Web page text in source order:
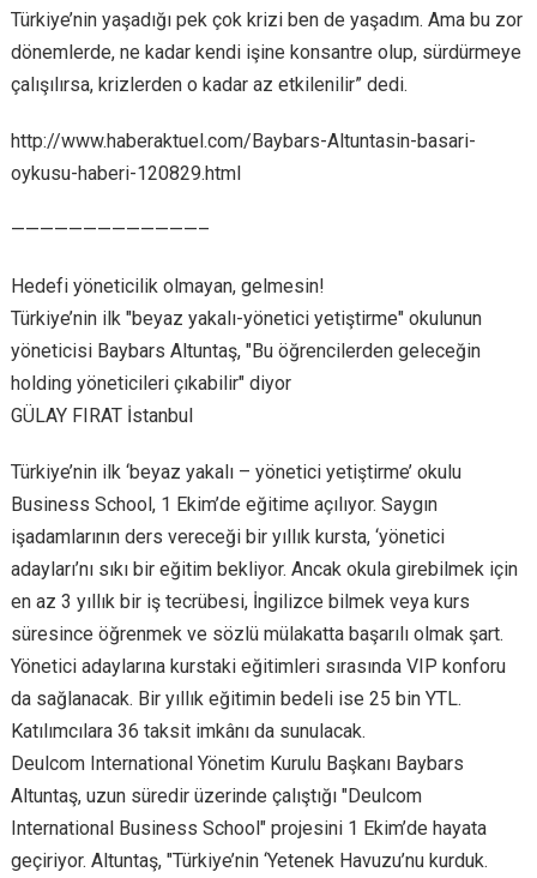
Türkiye’nin yaşadığı pek çok krizi ben de yaşadım. Ama bu zor
dönemlerde, ne kadar kendi işine konsantre olup, sürdürmeye
çalışılırsa, krizlerden o kadar az etkilenilir” dedi.
http://www.haberaktuel.com/Baybars-Altuntasin-basari-
oykusu-haberi-120829.html
—————————————–
Hedefi yöneticilik olmayan, gelmesin!
Türkiye’nin ilk "beyaz yakalı-yönetici yetiştirme" okulunun
yöneticisi Baybars Altuntaş, "Bu öğrencilerden geleceğin
holding yöneticileri çıkabilir" diyor
GÜLAY FIRAT İstanbul
Türkiye’nin ilk ‘beyaz yakalı – yönetici yetiştirme’ okulu
Business School, 1 Ekim’de eğitime açılıyor. Saygın
işadamlarının ders vereceği bir yıllık kursta, ‘yönetici
adayları’nı sıkı bir eğitim bekliyor. Ancak okula girebilmek için
en az 3 yıllık bir iş tecrübesi, İngilizce bilmek veya kurs
süresince öğrenmek ve sözlü mülakatta başarılı olmak şart.
Yönetici adaylarına kurstaki eğitimleri sırasında VIP konforu
da sağlanacak. Bir yıllık eğitimin bedeli ise 25 bin YTL.
Katılımcılara 36 taksit imkânı da sunulacak.
Deulcom International Yönetim Kurulu Başkanı Baybars
Altuntaş, uzun süredir üzerinde çalıştığı "Deulcom
International Business School" projesini 1 Ekim’de hayata
geçiriyor. Altuntaş, "Türkiye’nin ‘Yetenek Havuzu’nu kurduk.